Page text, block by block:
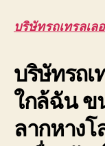
บริษัทรถเทรลเล
บริษัทรถเ
ใกล้ฉัน ข
ลากหางโ